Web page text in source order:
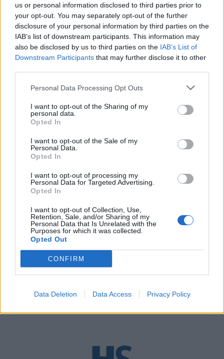
us or personal information disclosed to third parties prior to
your opt-out. You may separately opt-out of the further
disclosure of your personal information by third parties on the
IAB’s list of downstream participants. This information may
also be disclosed by us to third parties on the IAB’s List of
Downstream Participants that may further disclose it to other
Personal Data Processing Opt Outs
I want to opt-out of the Sharing of my
personal data.
Opted In
I want to opt-out of the Sale of my
Personal Data.
Opted In
I want to opt-out of processing my
Personal Data for Targeted Advertising.
Opted In
I want to opt-out of Collection, Use,
Retention, Sale, and/or Sharing of my
Personal Data that Is Unrelated with the
Purposes for which it was collected.
Opted Out
CONFIRM
Data Deletion Data Access Privacy Policy
εντάξει με την κατανάλωση γαλακτοκομικών
προϊόντων.
Δεν υπάρχει αξιόπιστο τεστ για να
διαπιστώσετε εάν έχετε γενετική δυσανεξία
στη λακτόζη, αν και η δυσανεξία στη λακτόζη
στα στενά μέλη της οικογένειας είναι ένα
photo shutterstock
Διαβάστε επίσης
Οι κανόνες ομορφιάς που ακολουθούν οι
αθλήτριες των Ολυμπιακών ανάλογα με το
Νέες μελέτες και νέα φάρμακα για την
παχυσαρκία – Ο καθηγητής του UCL
Πλούταρχος Τζούλης μας εξηγεί τα πάντα